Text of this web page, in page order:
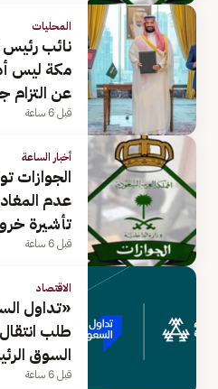
المحليات
نائب رئيس
مكة ليس
عن التزام
قبل 6 ساعة
أخبار الساعة
الجوازات
عدم
تأشيرة
قبل 6 ساعة
الاقتصاد
«تداول
طلب
السوق
قبل 6 ساعة